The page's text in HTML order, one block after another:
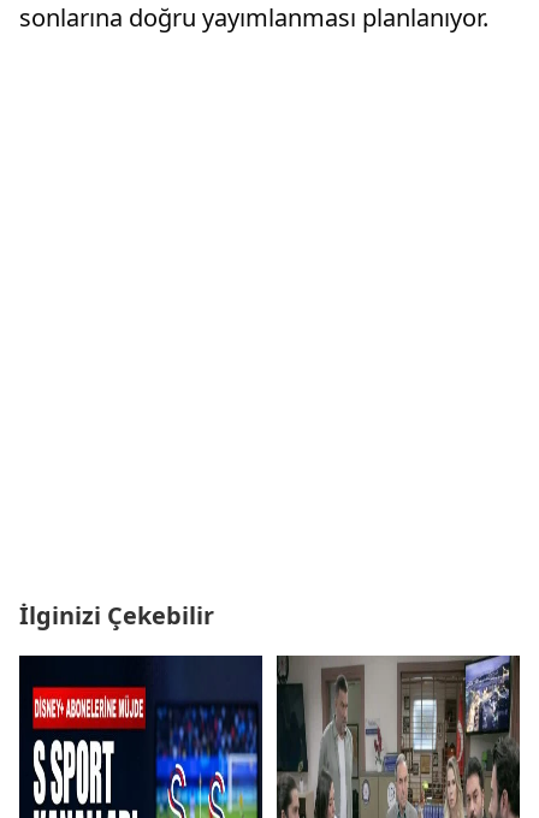
sonlarına doğru yayımlanması planlanıyor.
İlginizi Çekebilir